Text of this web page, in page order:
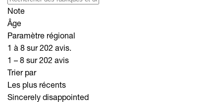
Note
Âge
Paramètre régional
1 à 8 sur 202 avis.
1 – 8 sur 202 avis
Trier par
Les plus récents
Sincerely disappointed